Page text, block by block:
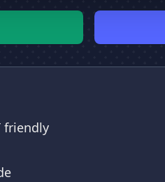
friendly